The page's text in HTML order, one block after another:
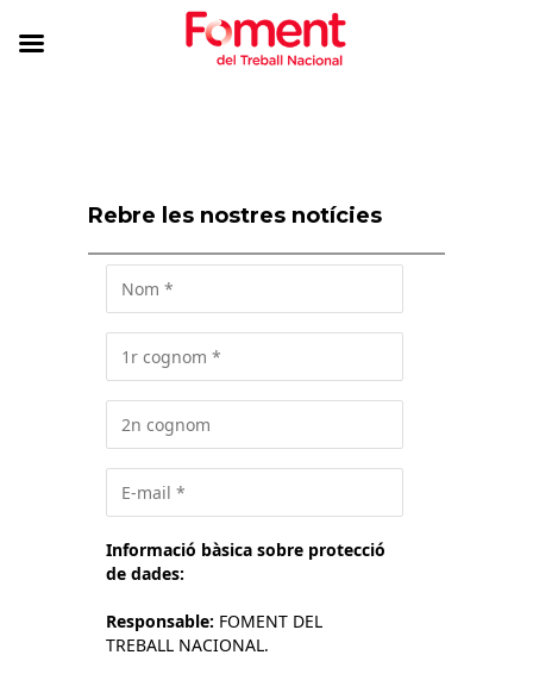
Rebre les nostres notícies
Informació bàsica sobre protecció
de dades:
Responsable: FOMENT DEL
TREBALL NACIONAL.